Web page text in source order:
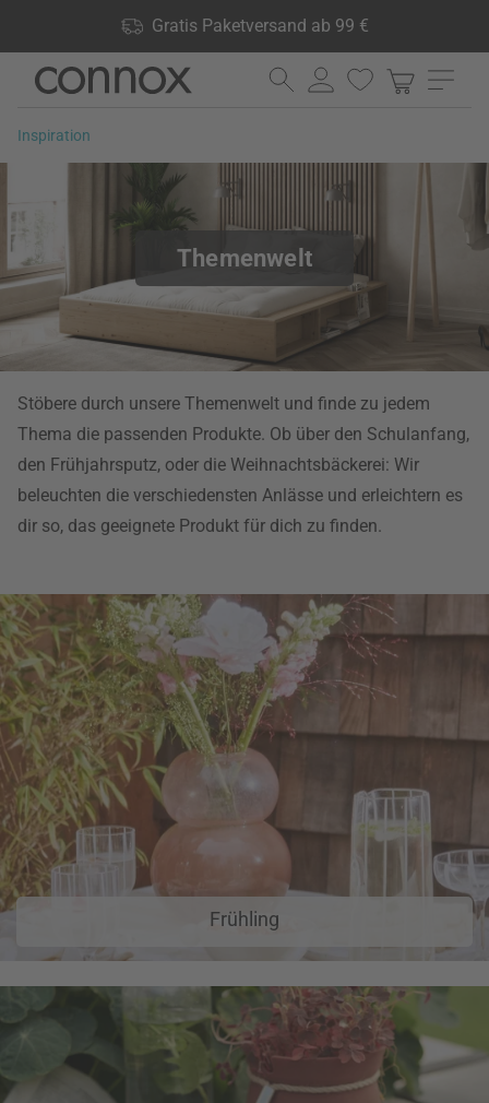
Gratis Paketversand ab 99 €
lagernd, 60 Tage Rückgaberecht
Direkt
Seiteninhalt
Direkt
Suchfeld
Inspiration
Themenwelt
Stöbere durch unsere Themenwelt und finde zu jedem
Thema die passenden Produkte. Ob über den Schulanfang,
den Frühjahrsputz, oder die Weihnachtsbäckerei: Wir
beleuchten die verschiedensten Anlässe und erleichtern es
dir so, das geeignete Produkt für dich zu finden.
Frühling